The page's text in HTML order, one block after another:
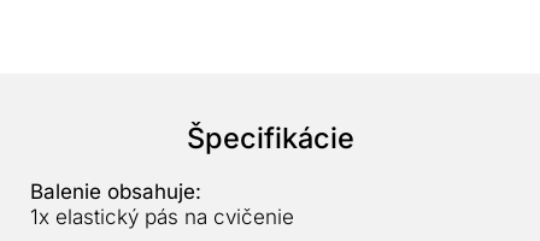
Špecifikácie
Balenie obsahuje:
1x elastický pás na cvičenie